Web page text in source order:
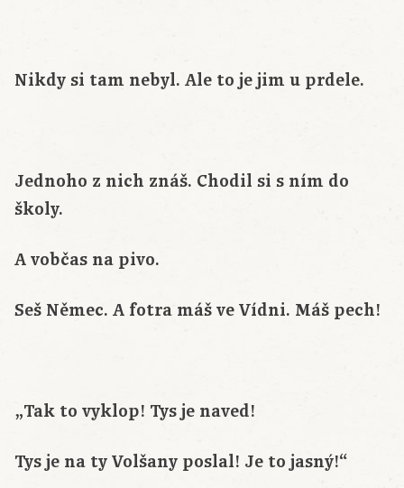
Nikdy si tam nebyl. Ale to je jim u prdele.
Jednoho z nich znáš. Chodil si s ním do
školy.
A vobčas na pivo.
Seš Němec. A fotra máš ve Vídni. Máš pech!
„Tak to vyklop! Tys je naved!
Tys je na ty Volšany poslal! Je to jasný!“